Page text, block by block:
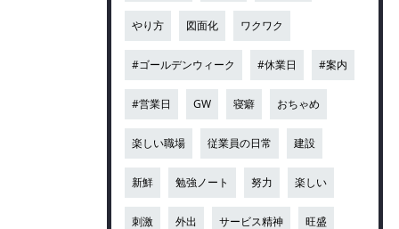
やり方 図面化 ワクワク
#ゴールデンウィーク #休業日 #案内
#営業日 GW 寝癖 おちゃめ
楽しい職場 従業員の日常 建設
新鮮 勉強ノート 努力 楽しい
刺激 外出 サービス精神 旺盛